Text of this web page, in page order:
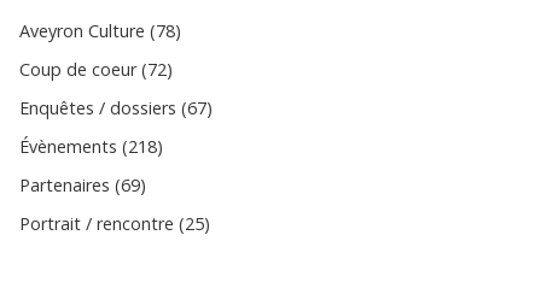
Aveyron Culture (78)
Coup de coeur (72)
Enquêtes / dossiers (67)
Évènements (218)
Partenaires (69)
Portrait / rencontre (25)